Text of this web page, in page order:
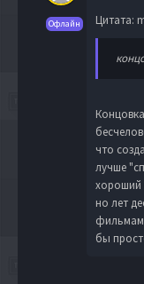
Офлайн Цитата:
что
лучше
хороший
но лет
бы